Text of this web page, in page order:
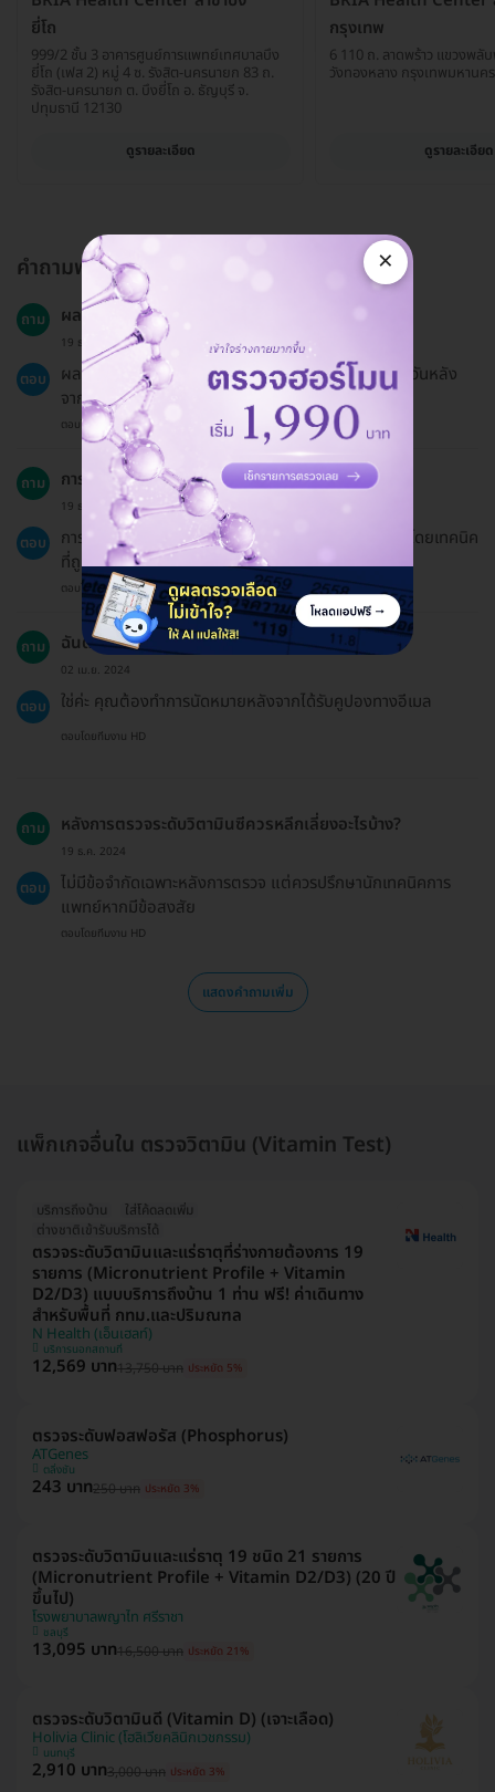
ยี่โถ
999/2 ชั้น 3 อาคารศูนย์การแพทย์เทศบาลบึง
ยี่โถ (เฟส 2) หมู่ 4 ซ. รังสิต-นครนายก 83 ถ.
รังสิต-นครนายก ต. บึงยี่โถ อ. ธัญบุรี จ.
ปทุมธานี 12130
ดูรายละเอียด
กรุงเทพ
6 110 ถ. ลาดพร้าว แขวงพลั
วังทองหลาง กรุงเทพมหานค
ดูรายละเอียด
คำถามพบบ่อย
ถาม ผลการตรวจจะถูกส่งให้เมื่อไหร่?
19 ธ.ค. 2024
ตอบ
ผลการตรวจจะถูกส่งทางอีเมลหรือไปรษณีย์ภายใน 14 วันหลัง
จากการตรวจ
ตอบโดยทีมงาน HD
ถาม การตรวจระดับวิตามินซีมีอัตราความสำเร็จอย่างไร?
19 ธ.ค. 2024
ตอบ
การตรวจระดับวิตามินซีมีความแม่นยำสูงหากดำเนินการโดยเทคนิค
ที่ถูกต้อง
ตอบโดยทีมงาน HD
ถาม ฉันต้องมีการนัดหมายล่วงหน้าหรือไม่?
02 เม.ย. 2024
ตอบ ใช่ค่ะ คุณต้องทำการนัดหมายหลังจากได้รับคูปองทางอีเมล
ตอบโดยทีมงาน HD
ถาม หลังการตรวจระดับวิตามินซีควรหลีกเลี่ยงอะไรบ้าง?
19 ธ.ค. 2024
ตอบ
ไม่มีข้อจำกัดเฉพาะหลังการตรวจ แต่ควรปรึกษานักเทคนิคการ
แพทย์หากมีข้อสงสัย
ตอบโดยทีมงาน HD
แสดงคำถามเพิ่ม
แพ็กเกจอื่นใน ตรวจวิตามิน (Vitamin Test)
บริการถึงบ้าน
ใส่โค้ดลดเพิ่ม
ต่างชาติเข้ารับบริการได้
ตรวจระดับวิตามินและแร่ธาตุที่ร่างกายต้องการ 19
รายการ (Micronutrient Profile + Vitamin
D2/D3) แบบบริการถึงบ้าน 1 ท่าน ฟรี! ค่าเดินทาง
สำหรับพื้นที่ กทม.และปริมณฑล
N Health (เอ็นเฮลท์)
บริการนอกสถานที่
12,569 บาท13,750 บาท ประหยัด 5%
ตรวจระดับฟอสฟอรัส (Phosphorus)
ATGenes
ตลิ่งชัน
243 บาท250 บาท ประหยัด 3%
ตรวจระดับวิตามินและแร่ธาตุ 19 ชนิด 21 รายการ
(Micronutrient Profile + Vitamin D2/D3) (20 ปี
ขึ้นไป)
โรงพยาบาลพญาไท ศรีราชา
ชลบุรี
13,095 บาท16,500 บาท ประหยัด 21%
ตรวจระดับวิตามินดี (Vitamin D) (เจาะเลือด)
Holivia Clinic (โฮลิเวียคลินิกเวชกรรม)
นนทบุรี
2,910 บาท3,000 บาท ประหยัด 3%
×